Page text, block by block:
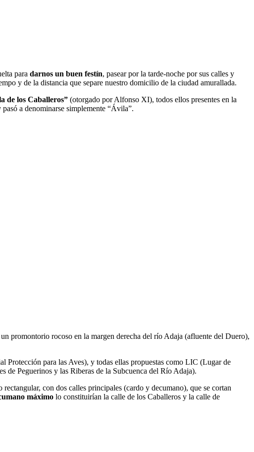
para darnos un buen festín, pasear por la tarde-noche por sus calles y
y de la distancia que separe nuestro domicilio de la ciudad amurallada.
de los Caballeros” (otorgado por Alfonso XI), todos ellos presentes en la
a denominarse simplemente “Ávila”.
promontorio rocoso en la margen derecha del río Adaja (afluente del Duero),
Protección para las Aves), y todas ellas propuestas como LIC (Lugar de
Peguerinos y las Riberas de la Subcuenca del Río Adaja).
rectangular, con dos calles principales (cardo y decumano), que se cortan
máximo lo constituirían la calle de los Caballeros y la calle de